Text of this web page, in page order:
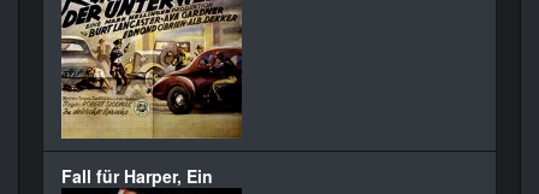
Fall für Harper, Ein